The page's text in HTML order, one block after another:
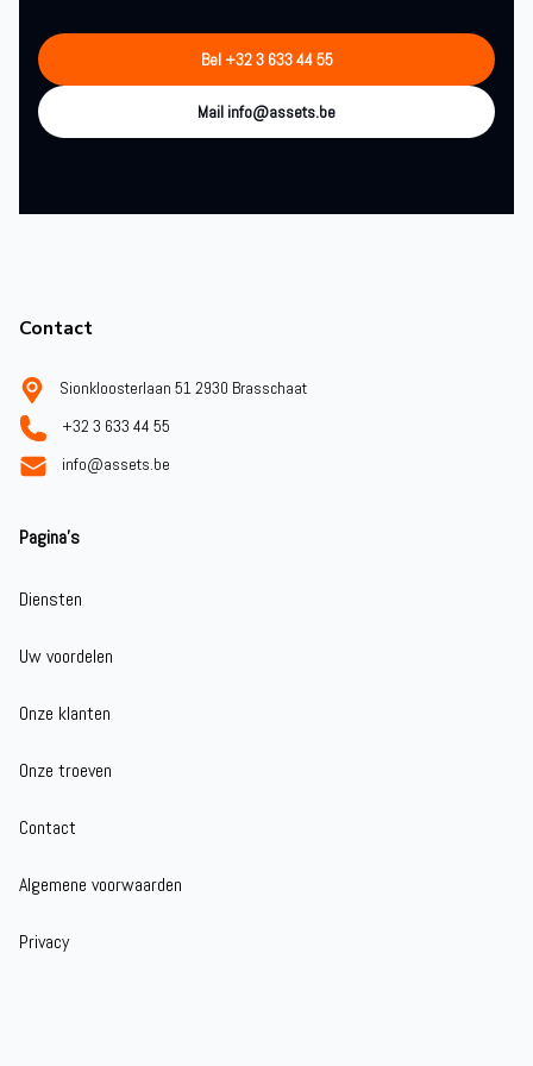
Bel +32 3 633 44 55
Mail info@assets.be
Contact
Sionkloosterlaan 51 2930 Brasschaat
+32 3 633 44 55
info@assets.be
Pagina's
Diensten
Uw voordelen
Onze klanten
Onze troeven
Contact
Algemene voorwaarden
Privacy